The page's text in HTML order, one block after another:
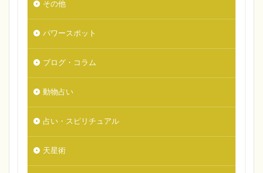
その他
パワースポット
ブログ・コラム
動物占い
占い・スピリチュアル
天星術